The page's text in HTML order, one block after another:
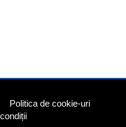
Politica de cookie-uri